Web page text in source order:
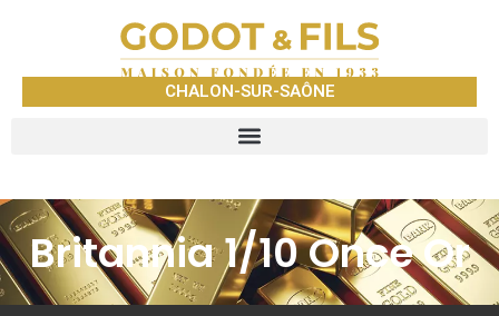
CHALON-SUR-SAÔNE
Britannia 1/10 Once Or